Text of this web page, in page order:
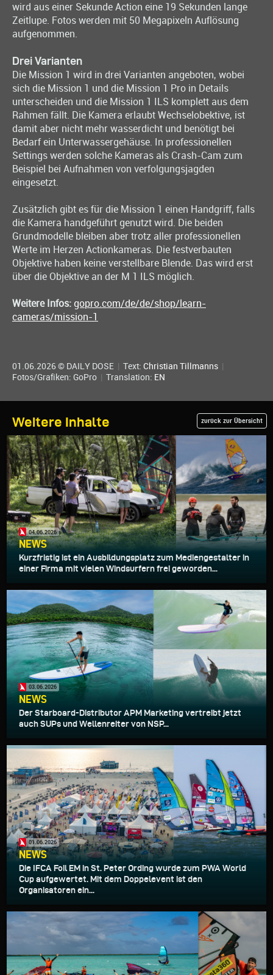
wird aus einer Sekunde Action eine 19 Sekunden lange
Zeitlupe. Fotos werden mit 50 Megapixeln Auflösung
aufgenommen.
Drei Varianten
Die Mission 1 wird in drei Varianten angeboten, wobei
sich die Mission 1 und die Mission 1 Pro in Details
unterscheiden und die Mission 1 ILS komplett aus dem
Rahmen fällt. Die Kamera erlaubt Wechselobektive, ist
damit aber nicht mehr wasserdicht und benötigt bei
Bedarf ein Unterwassergehäuse. In professionellen
Settings werden solche Kameras als Crash-Cam zum
Beispiel bei Aufnahmen von verfolgungsjagden
eingesetzt.
Zusätzlich gibt es für die Mission 1 einen Handgriff, falls
die Kamera handgeführt genutzt wird. Die beiden
Grundmodelle bleiben aber trotz aller professionellen
Werte im Herzen Actionkameras. Die festverbauten
Objektive haben keine verstellbare Blende. Das wird erst
über die Objektive an der M 1 ILS möglich.
Weitere Infos: gopro.com/de/de/shop/learn-
cameras/mission-1
01.06.2026 © DAILY DOSE | Text: Christian Tillmanns |
Fotos/Grafiken: GoPro | Translation: EN
Weitere Inhalte zurück zur Übersicht
04.06.2026
NEWS
Kurzfristig ist ein Ausbildungsplatz zum Mediengestalter in
einer Firma mit vielen Windsurfern frei geworden...
03.06.2026
NEWS
Der Starboard-Distributor APM Marketing vertreibt jetzt
auch SUPs und Wellenreiter von NSP...
01.06.2026
NEWS
Die IFCA Foil EM in St. Peter Ording wurde zum PWA World
Cup aufgewertet. Mit dem Doppelevent ist den
Organisatoren ein...